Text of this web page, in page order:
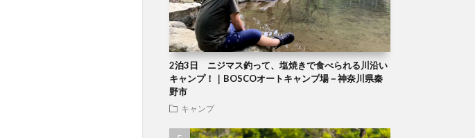
2泊3日 ニジマス釣って、塩焼きで食べられる川沿い
キャンプ！｜BOSCOオートキャンプ場－神奈川県秦
野市
キャンプ